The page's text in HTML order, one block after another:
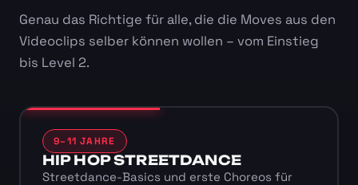
Genau das Richtige für alle, die die Moves aus den
Videoclips selber können wollen – vom Einstieg
bis Level 2.
9–11 JAHRE
HIP HOP STREETDANCE
Streetdance-Basics und erste Choreos für